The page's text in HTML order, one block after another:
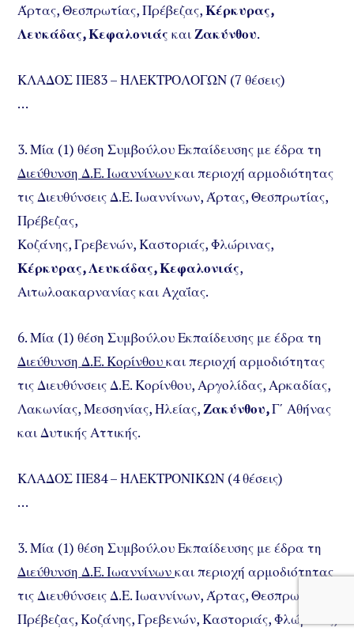
Άρτας, Θεσπρωτίας, Πρέβεζας,Κέρκυρας,
Λευκάδας, Κεφαλονιάς καιΖακύνθου.
ΚΛΑΔΟΣ ΠΕ83 – ΗΛΕΚΤΡΟΛΟΓΩΝ (7 θέσεις)
…
3. Μία (1) θέση Συμβούλου Εκπαίδευσης με έδρα τη
Διεύθυνση Δ.Ε. Ιωαννίνωνκαι περιοχή αρμοδιότητας
τις Διευθύνσεις Δ.Ε. Ιωαννίνων, Άρτας, Θεσπρωτίας,
Πρέβεζας,
Κοζάνης, Γρεβενών, Καστοριάς, Φλώρινας,
Κέρκυρας, Λευκάδας, Κεφαλονιάς,
Αιτωλοακαρνανίας και Αχαΐας.
6. Μία (1) θέση Συμβούλου Εκπαίδευσης με έδρα τη
Διεύθυνση Δ.Ε. Κορίνθουκαι περιοχή αρμοδιότητας
τις Διευθύνσεις Δ.Ε. Κορίνθου, Αργολίδας, Αρκαδίας,
Λακωνίας, Μεσσηνίας, Ηλείας,Ζακύνθου,Γ΄ Αθήνας
και Δυτικής Αττικής.
ΚΛΑΔΟΣ ΠΕ84 – ΗΛΕΚΤΡΟΝΙΚΩΝ (4 θέσεις)
…
3. Μία (1) θέση Συμβούλου Εκπαίδευσης με έδρα τη
Διεύθυνση Δ.Ε. Ιωαννίνωνκαι περιοχή αρμοδιότητας
τις Διευθύνσεις Δ.Ε. Ιωαννίνων, Άρτας, Θεσπρωτίας,
Πρέβεζας, Κοζάνης, Γρεβενών, Καστοριάς, Φλώρινας,